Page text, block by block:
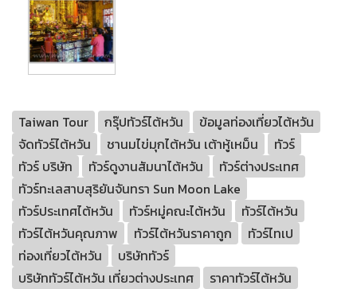
Taiwan Tour กรุ๊ปทัวร์ไต้หวัน
ข้อมูลท่องเที่ยวไต้หวัน
จัดทัวร์ไต้หวัน
ชานมไข่มุกไต้หวัน เต้าหู้เหม็น
ทัวร์
ทัวร์ บริษัท
ทัวร์ดูงานสัมนาไต้หวัน
ทัวร์ต่างประเทศ
ทัวร์ทะเลสาบสุริยันจันทรา Sun Moon Lake
ทัวร์ประเทศไต้หวัน
ทัวร์หมู่คณะไต้หวัน
ทัวร์ไต้หวัน
ทัวร์ไต้หวันคุณภาพ
ทัวร์ไต้หวันราคาถูก
ทัวร์ไทเป
ท่องเที่ยวไต้หวัน
บริษัททัวร์
บริษัททัวร์ไต้หวัน เที่ยวต่างประเทศ
ราคาทัวร์ไต้หวัน